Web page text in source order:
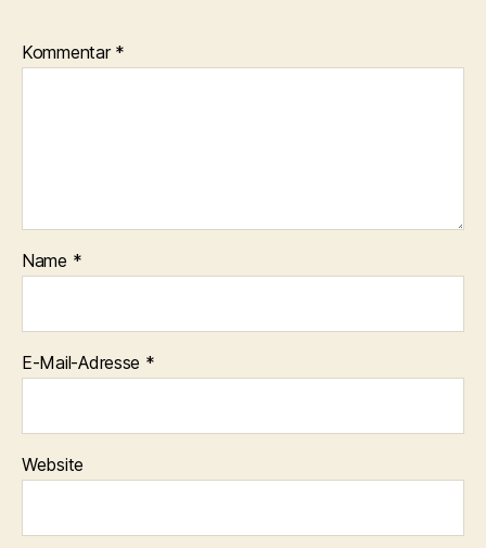
Kommentar *
Name *
E-Mail-Adresse *
Website